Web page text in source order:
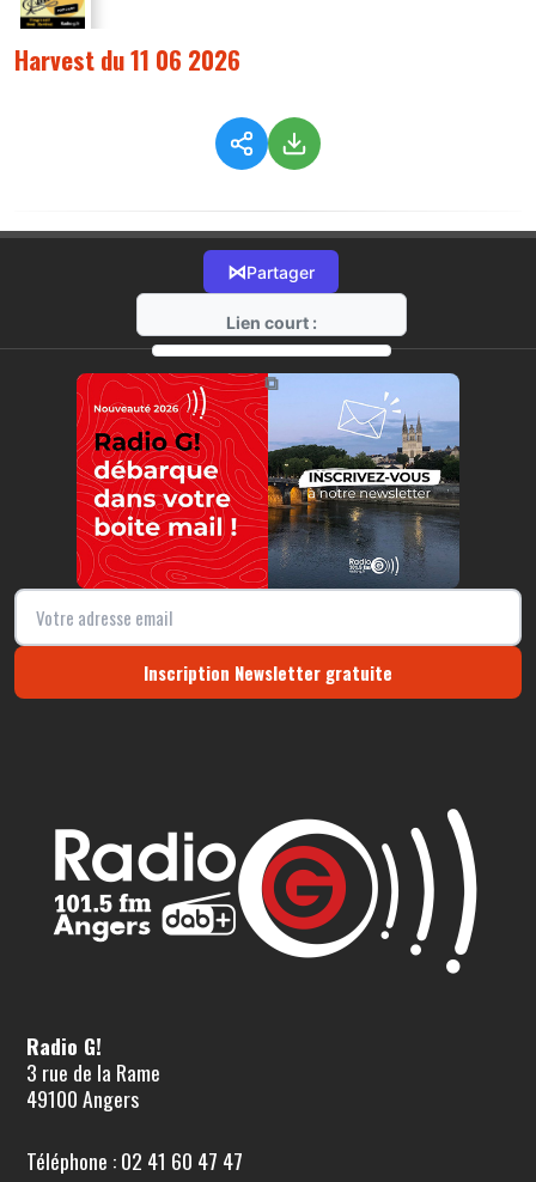
Harvest du 11 06 2026
⋈Partager
Lien court :
https://radio-g.fr?22250
⧉
Inscription Newsletter gratuite
Radio G!
3 rue de la Rame
49100 Angers
Téléphone : 02 41 60 47 47